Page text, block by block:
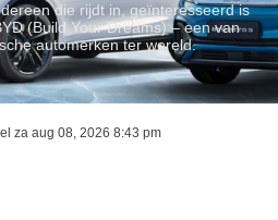
die rijdt in, geïnteresseerd is
(Build Your Dreams) – een van
automerken ter wereld.
za aug 08, 2026 8:43 pm